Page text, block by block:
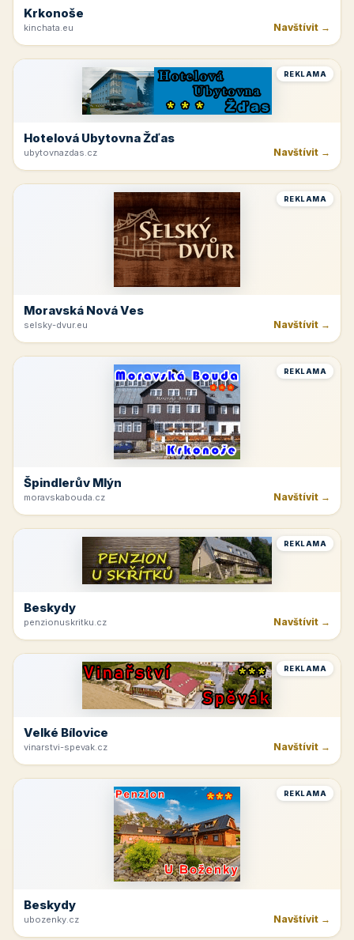
Krkonoše
kinchata.eu Navštívit →
REKLAMA
Hotelová Ubytovna Žďas
ubytovnazdas.cz Navštívit →
REKLAMA
Moravská Nová Ves
selsky-dvur.eu Navštívit →
REKLAMA
Špindlerův Mlýn
moravskabouda.cz Navštívit →
REKLAMA
Beskydy
penzionuskritku.cz Navštívit →
REKLAMA
Velké Bílovice
vinarstvi-spevak.cz Navštívit →
REKLAMA
Beskydy
ubozenky.cz Navštívit →